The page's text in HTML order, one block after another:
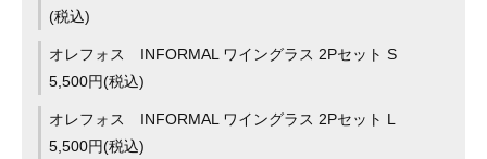
(税込)
オレフォス INFORMAL ワイングラス 2Pセット S
5,500円(税込)
オレフォス INFORMAL ワイングラス 2Pセット L
5,500円(税込)